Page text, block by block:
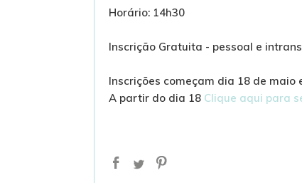
Horário: 14h30
Inscrição Gratuita - pessoal e
Inscrições começam dia 18 de
A partir do dia 18 Clique aqui para